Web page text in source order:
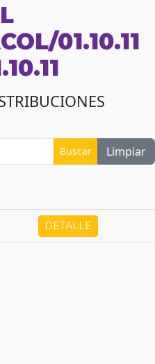
01.10.11
Buscar Limpiar
DETALLE